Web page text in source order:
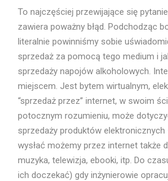
To najczęściej przewijające się
zawiera poważny błąd. Podchodząc
literalnie powinniśmy sobie
sprzedaż za pomocą tego medium i
sprzedaży napojów alkoholowych.
miejscem. Jest bytem wirtualnym,
“sprzedaż przez” internet, w swoim
potocznym rozumieniu, może
sprzedaży produktów
wysłać możemy przez internet także
muzyka, telewizja, ebooki, itp. Do
ich doczekać) gdy inżynierowie